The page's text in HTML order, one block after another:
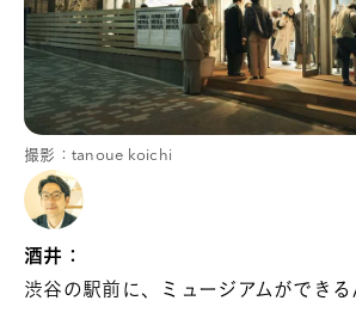
撮影：tanoue koichi
酒井：
渋谷の駅前に、ミュージアムができる